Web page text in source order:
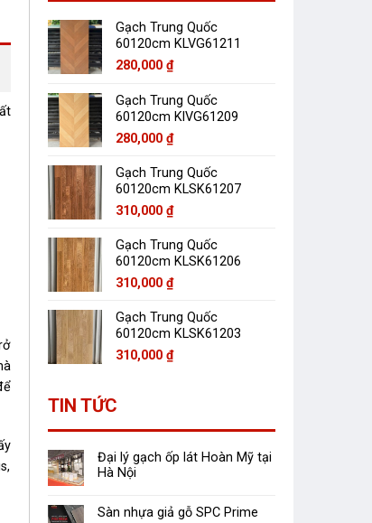
Gạch Trung Quốc
60120cm KLVG61211
280,000 ₫
Gạch Trung Quốc
60120cm KlVG61209
280,000 ₫
Gạch Trung Quốc
60120cm KLSK61207
310,000 ₫
Gạch Trung Quốc
60120cm KLSK61206
310,000 ₫
Gạch Trung Quốc
60120cm KLSK61203
310,000 ₫
TIN TỨC
Đại lý gạch ốp lát Hoàn Mỹ tại
Hà Nội
Sàn nhựa giả gỗ SPC Prime